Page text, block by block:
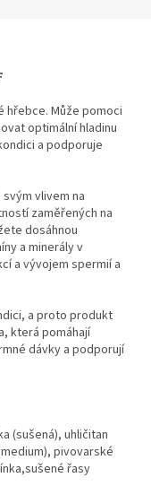
hřebce. Může pomoci
optimální hladinu
a podporuje
vlivem na
zaměřených na
dosáhnou
a minerály v
a vývojem spermií a
a proto produkt
která pomáhají
dávky a podporují
(sušená), uhličitan
pivovarské
řasy